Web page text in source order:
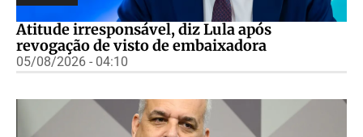
Atitude irresponsável, diz Lula após
revogação de visto de embaixadora
05/08/2026 - 04:10